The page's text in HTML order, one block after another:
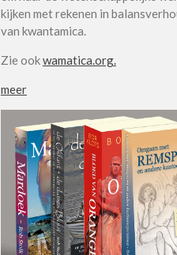
kijken met rekenen in
van kwantamica.
Zie ookwamatica.org.
meer